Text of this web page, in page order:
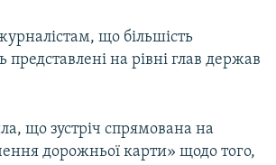
що більшість
представлені на рівні глав держав
що зустріч спрямована на
дорожньої карти» щодо того,